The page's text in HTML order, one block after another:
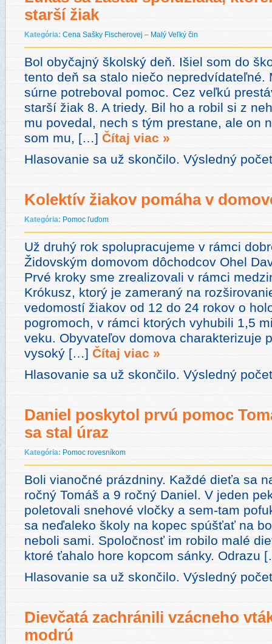
starší žiak
Kategória: Cena Sašky Fischerovej – Malý Veľký čin
Bol obyčajný školský deň. Išiel som do
tento deň sa stalo niečo nepredvídateľné.
súrne potreboval pomoc. Cez veľkú
starší žiak 8. A triedy. Bil ho a robil si z
mu povedal, nech s tým prestane, ale on
som mu, […] Čítaj viac »
Hlasovanie sa už skončilo. Výsledný
Kolektív žiakov pomáha v
Kategória: Pomoc ľuďom
Už druhý rok spolupracujeme v rámci
Židovským domovom dôchodcov Ohel
Prvé kroky sme zrealizovali v rámci
Krókusz, ktorý je zameraný na
vedomostí žiakov od 12 do 24 rokov o
pogromoch, v rámci ktorých vyhubili 1,5
veku. Obyvateľov domova charakterizuje
vysoký […] Čítaj viac »
Hlasovanie sa už skončilo. Výsledný
Daniel poskytol prvú pomoc
sa stal úraz
Kategória: Pomoc rovesníkom
Boli vianočné prázdniny. Každé dieťa sa
ročný Tomáš a 9 ročný Daniel. V jeden
poletovali snehové vločky a sem-tam
sa neďaleko školy na kopec spúšťať na
neboli sami. Spoločnosť im robilo malé
ktoré ťahalo hore kopcom sánky. Odrazu
Hlasovanie sa už skončilo. Výsledný
Dievčatá zachránili vzácneho
modrú